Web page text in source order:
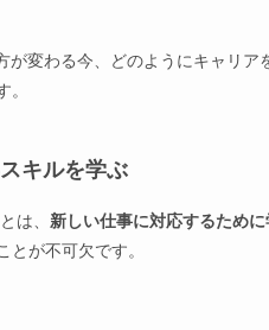
変わる今、どのようにキャリア
。
キルを学ぶ
は、 新しい仕事に対応するため
が不可欠です。